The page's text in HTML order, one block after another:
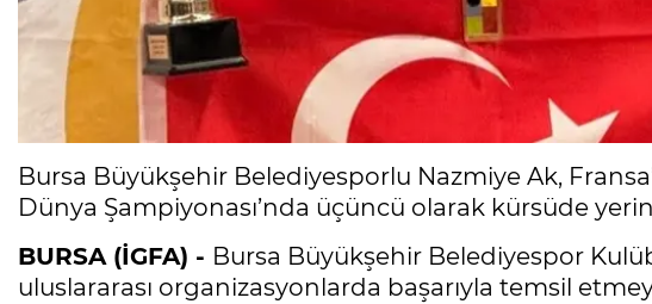
Bursa Büyükşehir Belediyesporlu Nazmiye Ak,
Dünya Şampiyonası’nda üçüncü olarak kürsüde
BURSA (İGFA) - Bursa Büyükşehir Belediyespor
uluslararası organizasyonlarda başarıyla temsil